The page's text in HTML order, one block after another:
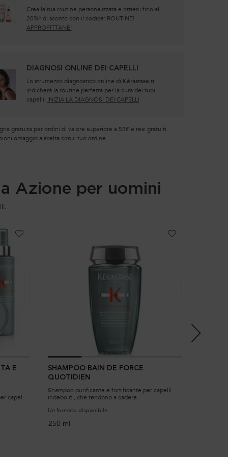
Crea la tua routine personalizzata e ottieni fino al
20%* di sconto con il codice: ROUTINE!
APPROFITTANE!
DIAGNOSI ONLINE DEI CAPELLI
Lo strumento diagnostico online di Kérastase ti
indicherà la routine perfetta per la cura dei tuoi
capelli. INIZIA LA DIAGNOSI DEI CAPELLI
gratuita per ordini di valore superiore a 55€ e resi gratuiti
omaggio a scelta con il tuo ordine
Azione per uomini
E
capelli
SHAMPOO BAIN DE FORCE
QUOTIDIEN
Shampoo purificante e fortificante per capelli
indeboliti, che tendono a cadere.
Un formato disponibile
250 ml